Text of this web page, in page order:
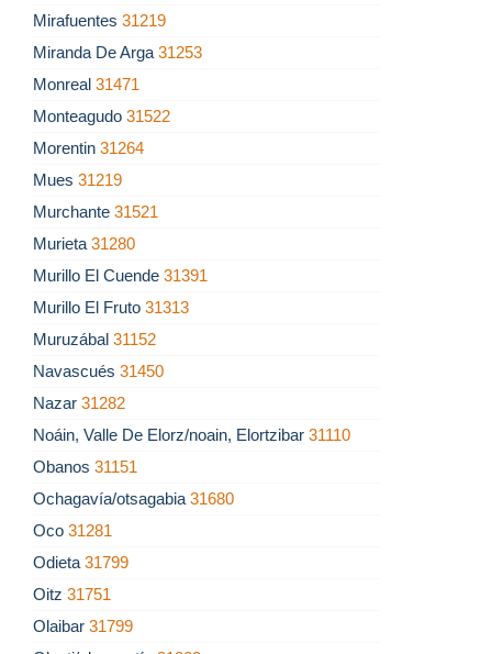
Mirafuentes 31219
Miranda De Arga 31253
Monreal 31471
Monteagudo 31522
Morentin 31264
Mues 31219
Murchante 31521
Murieta 31280
Murillo El Cuende 31391
Murillo El Fruto 31313
Muruzábal 31152
Navascués 31450
Nazar 31282
Noáin, Valle De Elorz/noain, Elortzibar 31110
Obanos 31151
Ochagavía/otsagabia 31680
Oco 31281
Odieta 31799
Oitz 31751
Olaibar 31799